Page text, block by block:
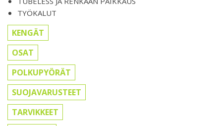
TYÖKALUT
KENGÄT
OSAT
POLKUPYÖRÄT
SUOJAVARUSTEET
TARVIKKEET